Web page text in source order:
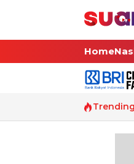
Home
Trending